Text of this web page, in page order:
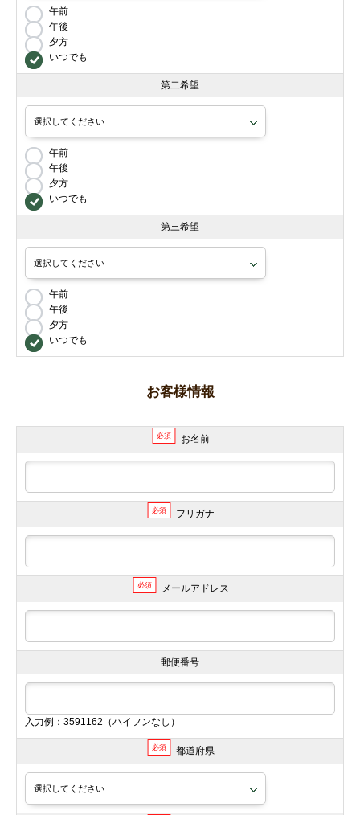
午前
午後
夕方
いつでも
第二希望
午前
午後
夕方
いつでも
第三希望
午前
午後
夕方
いつでも
お客様情報
必須 お名前
必須 フリガナ
必須 メールアドレス
郵便番号
入力例：3591162（ハイフンなし）
必須 都道府県